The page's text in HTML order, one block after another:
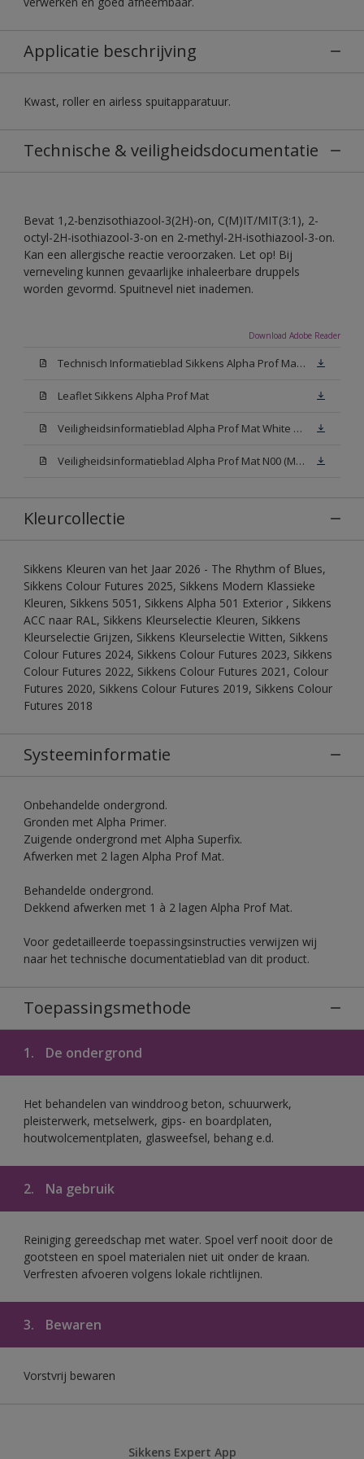
Applicatie beschrijving
Kwast, roller en airless spuitapparatuur.
Technische & veiligheidsdocumentatie
Bevat 1,2-benzisothiazool-3(2H)-on, C(M)IT/MIT(3:1), 2-
octyl-2H-isothiazool-3-on en 2-methyl-2H-isothiazool-3-on.
Kan een allergische reactie veroorzaken. Let op! Bij
verneveling kunnen gevaarlijke inhaleerbare druppels
worden gevormd. Spuitnevel niet inademen.
Download Adobe Reader
Technisch Informatieblad Sikkens Alpha Prof Mat(PDF)
Leaflet Sikkens Alpha Prof Mat
Veiligheidsinformatieblad Alpha Prof Mat White W05 (MSDS)
Veiligheidsinformatieblad Alpha Prof Mat N00 (MSDS)
Kleurcollectie
Sikkens Kleuren van het Jaar 2026 - The Rhythm of Blues,
Sikkens Colour Futures 2025, Sikkens Modern Klassieke
Kleuren, Sikkens 5051, Sikkens Alpha 501 Exterior , Sikkens
ACC naar RAL, Sikkens Kleurselectie Kleuren, Sikkens
Kleurselectie Grijzen, Sikkens Kleurselectie Witten, Sikkens
Colour Futures 2024, Sikkens Colour Futures 2023, Sikkens
Colour Futures 2022, Sikkens Colour Futures 2021, Colour
Futures 2020, Sikkens Colour Futures 2019, Sikkens Colour
Futures 2018
Systeeminformatie
Onbehandelde ondergrond.
Gronden met Alpha Primer.
Zuigende ondergrond met Alpha Superfix.
Afwerken met 2 lagen Alpha Prof Mat.
Behandelde ondergrond.
Dekkend afwerken met 1 à 2 lagen Alpha Prof Mat.
Voor gedetailleerde toepassingsinstructies verwijzen wij
naar het technische documentatieblad van dit product.
Toepassingsmethode
1. De ondergrond
Het behandelen van winddroog beton, schuurwerk,
pleisterwerk, metselwerk, gips- en boardplaten,
houtwolcementplaten, glasweefsel, behang e.d.
2. Na gebruik
Reiniging gereedschap met water. Spoel verf nooit door de
gootsteen en spoel materialen niet uit onder de kraan.
Verfresten afvoeren volgens lokale richtlijnen.
3. Bewaren
Vorstvrij bewaren
Sikkens Expert App